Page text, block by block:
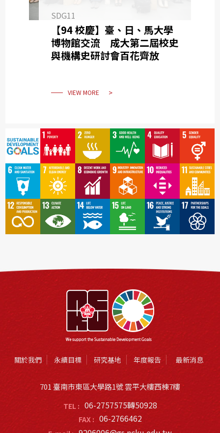
SDG11
【94 校慶】臺、日、馬大學
博物館交流 成大第二屆校史
與機構史研討會百花齊放
VIEW MORE
關於我們 永續目標 研究基地 年度報告 最新消息
701 臺南市東區大學路1號 雲平大樓西棟7樓
TEL : 06-2757575轉50928
FAX : 06-2766462